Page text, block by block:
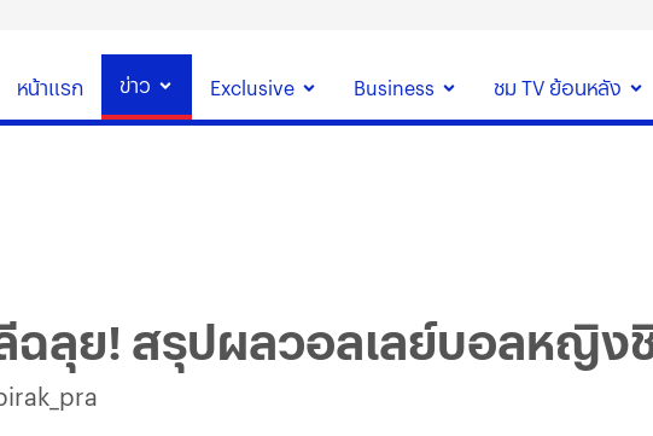
หน้าแรก ข่าว Exclusive Business ชม TV ย้อนหลัง
ลุย! สรุปผลวอลเลย์บอลหญิง